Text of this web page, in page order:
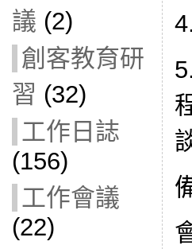
議 (2)
創客教育研
習 (32)
工作日誌
(156)
工作會議
(22)